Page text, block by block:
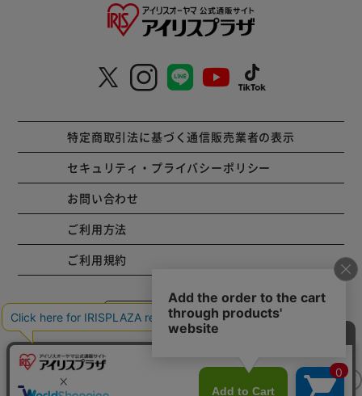
特定商取引法に基づく通信販売業者の表示
セキュリティ・プライバシーポリシー
お問い合わせ
ご利用方法
ご利用規約
コーポレートサイト
Copyright © 2001 IRISPLAZA. ALL Rights Reserved.